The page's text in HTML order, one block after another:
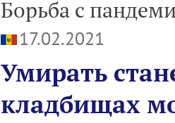
Борьба с
17.02.2021
Умирать
кладбищах